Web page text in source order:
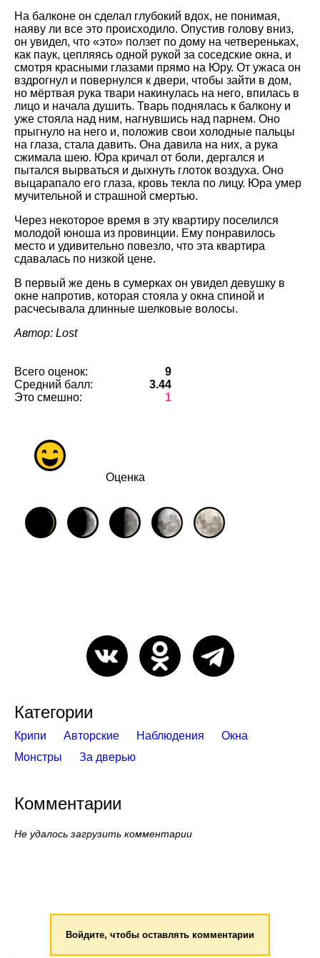
На балконе он сделал глубокий вдох, не понимая,
наяву ли все это происходило. Опустив голову вниз,
он увидел, что «это» ползет по дому на четвереньках,
как паук, цепляясь одной рукой за соседские окна, и
смотря красными глазами прямо на Юру. От ужаса он
вздрогнул и повернулся к двери, чтобы зайти в дом,
но мёртвая рука твари накинулась на него, впилась в
лицо и начала душить. Тварь поднялась к балкону и
уже стояла над ним, нагнувшись над парнем. Оно
прыгнуло на него и, положив свои холодные пальцы
на глаза, стала давить. Она давила на них, а рука
сжимала шею. Юра кричал от боли, дергался и
пытался вырваться и дыхнуть глоток воздуха. Оно
выцарапало его глаза, кровь текла по лицу. Юра умер
мучительной и страшной смертью.
Через некоторое время в эту квартиру поселился
молодой юноша из провинции. Ему понравилось
место и удивительно повезло, что эта квартира
сдавалась по низкой цене.
В первый же день в сумерках он увидел девушку в
окне напротив, которая стояла у окна спиной и
расчесывала длинные шелковые волосы.
Автор: Lost
Всего оценок:
9
Средний балл:
3.44
Это смешно:
1
Оценка
Категории
Крипи Авторские Наблюдения
Окна
Монстры
За дверью
Комментарии
Не удалось загрузить комментарии
Войдите, чтобы оставлять комментарии